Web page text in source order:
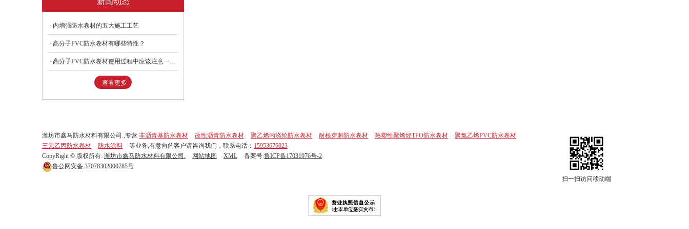
内增强防水卷材的五大施工工艺
高分子PVC防水卷材有哪些特性？
高分子PVC防水卷材使用过程中应该注意一些什么？
查看更多
潍坊市鑫马防水材料有限公司.,专营 非沥青基防水卷材 改性沥青防水卷材 聚乙烯丙涤纶防水卷材 耐根穿刺防水卷材 热塑性聚烯烃TPO防水卷材
聚氯乙烯PVC防水卷材
三元乙丙防水卷材
防水涂料 等业务,有意向的客户请咨询我们，联系电话： 15953676023
CopyRight © 版权所有: 潍坊市鑫马防水材料有限公司. 网站地图 XML 备案号:鲁ICP备17031976号-2
鲁公网安备 37078302000785号
扫一扫访问移动端